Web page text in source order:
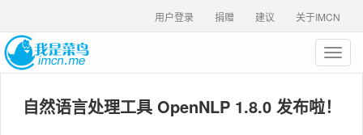
关于IMCN
建议
捐赠
用户登录
T
o
自然语言处理工具 OpenNLP 1.8.0 发布啦！